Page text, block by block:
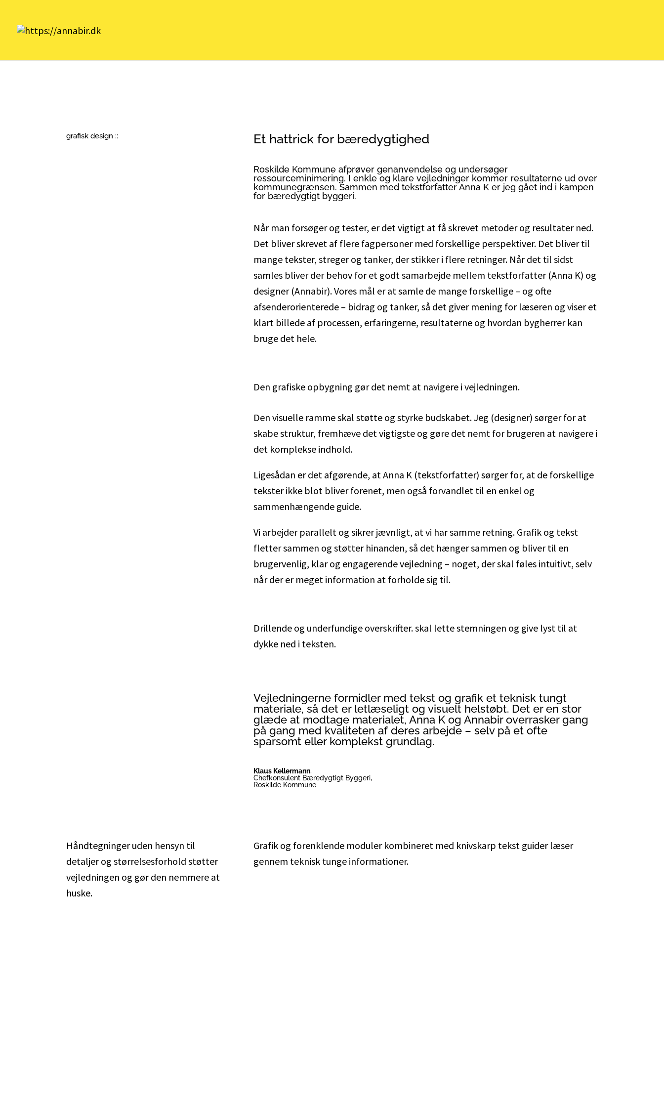
grafisk design :: Et hattrick for bæredygtighed
Roskilde Kommune afprøver genanvendelse og undersøger
ressourceminimering. I enkle og klare vejledninger kommer resultaterne ud over
kommunegrænsen. Sammen med tekstforfatter Anna K er jeg gået ind i kampen
for bæredygtigt byggeri.
Når man forsøger og tester, er det vigtigt at få skrevet metoder og resultater ned.
Det bliver skrevet af flere fagpersoner med forskellige perspektiver. Det bliver til
mange tekster, streger og tanker, der stikker i flere retninger. Når det til sidst
samles bliver der behov for et godt samarbejde mellem tekstforfatter (Anna K) og
designer (Annabir). Vores mål er at samle de mange forskellige – og ofte
afsenderorienterede – bidrag og tanker, så det giver mening for læseren og viser et
klart billede af processen, erfaringerne, resultaterne og hvordan bygherrer kan
bruge det hele.
Den grafiske opbygning gør det nemt at navigere i vejledningen.
Den visuelle ramme skal støtte og styrke budskabet. Jeg (designer) sørger for at
skabe struktur, fremhæve det vigtigste og gøre det nemt for brugeren at navigere i
det komplekse indhold.
Ligesådan er det afgørende, at Anna K (tekstforfatter) sørger for, at de forskellige
tekster ikke blot bliver forenet, men også forvandlet til en enkel og
sammenhængende guide.
Vi arbejder parallelt og sikrer jævnligt, at vi har samme retning. Grafik og tekst
fletter sammen og støtter hinanden, så det hænger sammen og bliver til en
brugervenlig, klar og engagerende vejledning – noget, der skal føles intuitivt, selv
når der er meget information at forholde sig til.
Drillende og underfundige overskrifter. skal lette stemningen og give lyst til at
dykke ned i teksten.
Vejledningerne formidler med tekst og grafik et teknisk tungt
materiale, så det er letlæseligt og visuelt helstøbt. Det er en stor
glæde at modtage materialet, Anna K og Annabir overrasker gang
på gang med kvaliteten af deres arbejde – selv på et ofte
sparsomt eller komplekst grundlag.
Klaus Kellermann,
Chefkonsulent Bæredygtigt Byggeri,
Roskilde Kommune
Håndtegninger uden hensyn til
detaljer og størrelsesforhold støtter
vejledningen og gør den nemmere at
huske.
Grafik og forenklende moduler kombineret med knivskarp tekst guider læser
gennem teknisk tunge informationer.